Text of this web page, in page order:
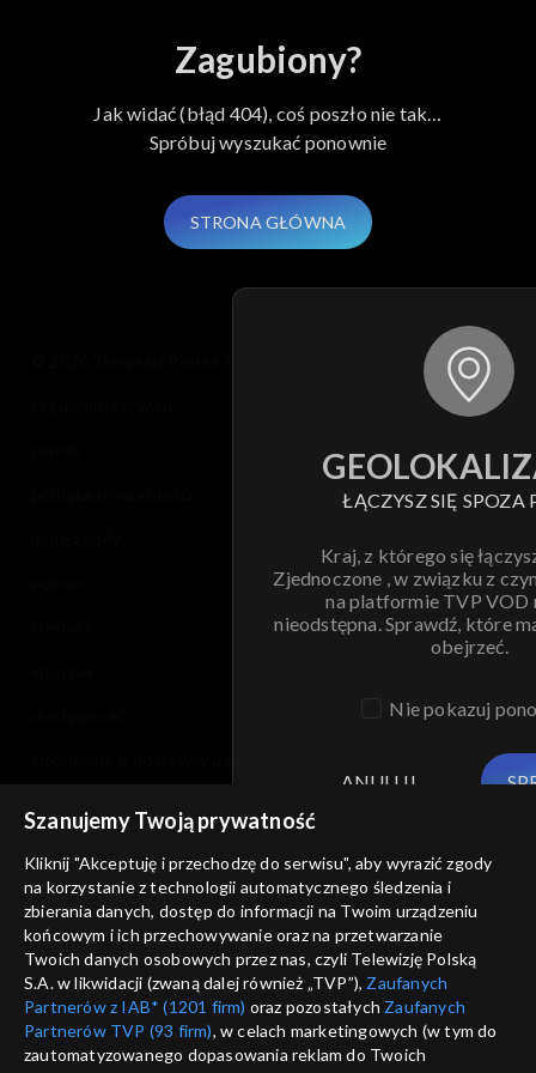
Zagubiony?
Jak widać (błąd 404), coś poszło nie tak…
Spróbuj wyszukać ponownie
STRONA GŁÓWNA
ŁĄCZYSZ SIĘ SPOZA
Kraj, z którego się
Zjednoczone , w związku z
na platformie TVP VOD
nieodstępna. Sprawdź, które
obejrzeć.
Nie pokazuj
ANULUJ
Szanujemy Twoją prywatność
Kliknij "Akceptuję i przechodzę do serwisu", aby wyrazić zgody
na korzystanie z technologii automatycznego śledzenia i
zbierania danych, dostęp do informacji na Twoim urządzeniu
końcowym i ich przechowywanie oraz na przetwarzanie
Twoich danych osobowych przez nas, czyli Telewizję Polską
S.A. w likwidacji (zwaną dalej również „TVP”), Zaufanych
Partnerów z IAB* (1201 firm) oraz pozostałych Zaufanych
Partnerów TVP (93 firm), w celach marketingowych (w tym do
zautomatyzowanego dopasowania reklam do Twoich